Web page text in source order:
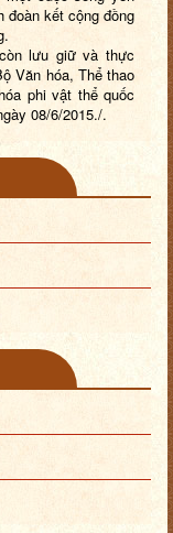
đoàn kết cộng đồng
lưu giữ và thực
Văn hóa, Thể thao
phi vật thể quốc
08/6/2015./.